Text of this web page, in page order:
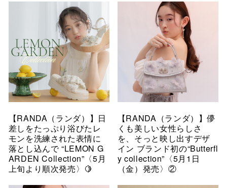
【RANDA（ランダ）】日
差しをたっぷり浴びたレ
モンを洗練された表情に
落とし込んで “LEMON G
ARDEN Collection”〈5月
上旬より順次発売〉🍋
【RANDA（ランダ）】儚
くも美しい女性らしさ
を、そっと映し出すデザ
イン ブランド初の“Butterfl
y collection”〈5月1日
（金）発売〉②